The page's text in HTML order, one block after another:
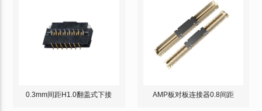
0.3mm间距H1.0翻盖式下接 AMP板对板连接器0.8间距